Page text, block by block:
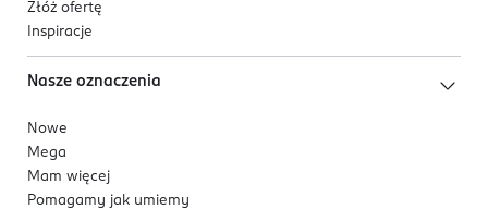
Złóż ofertę
Inspiracje
Nasze oznaczenia
Nowe
Mega
Mam więcej
Pomagamy jak umiemy